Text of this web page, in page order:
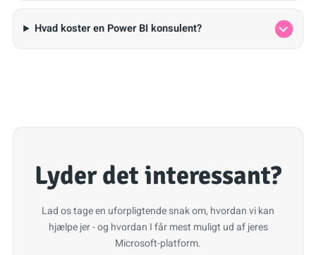
Hvad koster en Power BI konsulent?
Lyder det interessant?
Lad os tage en uforpligtende snak om, hvordan vi kan
hjælpe jer - og hvordan I får mest muligt ud af jeres
Microsoft-platform.